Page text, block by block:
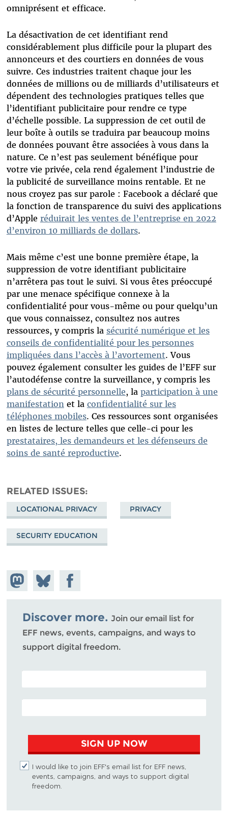
omniprésent et efficace.
La désactivation de cet identifiant rend
considérablement plus difficile pour la plupart des
annonceurs et des courtiers en données de vous
suivre. Ces industries traitent chaque jour les
données de millions ou de milliards d’utilisateurs et
dépendent des technologies pratiques telles que
l’identifiant publicitaire pour rendre ce type
d’échelle possible. La suppression de cet outil de
leur boîte à outils se traduira par beaucoup moins
de données pouvant être associées à vous dans la
nature. Ce n’est pas seulement bénéfique pour
votre vie privée, cela rend également l’industrie de
la publicité de surveillance moins rentable. Et ne
nous croyez pas sur parole : Facebook a déclaré que
la fonction de transparence du suivi des applications
d’Apple réduirait les ventes de l’entreprise en 2022
d’environ 10 milliards de dollars.
Mais même c’est une bonne première étape, la
suppression de votre identifiant publicitaire
n’arrêtera pas tout le suivi. Si vous êtes préoccupé
par une menace spécifique connexe à la
confidentialité pour vous-même ou pour quelqu’un
que vous connaissez, consultez nos autres
ressources, y compris la sécurité numérique et les
conseils de confidentialité pour les personnes
impliquées dans l’accès à l’avortement. Vous
pouvez également consulter les guides de l’EFF sur
l’autodéfense contre la surveillance, y compris les
plans de sécurité personnelle, la participation à une
manifestationet la confidentialité sur les
téléphones mobiles. Ces ressources sont organisées
en listes de lecture telles que celle-ci pour les
prestataires, les demandeurs et les défenseurs de
soins de santé reproductive.
RELATED ISSUES
LOCATIONAL PRIVACY PRIVACY
SECURITY EDUCATION
Share on
Mastodon
Share
on
Bluesky
Share on
Facebook
Discover more. Join our email list for
EFF news, events, campaigns, and ways to
support digital freedom.
POSTAL CODE (OPTIONAL)
EMAIL ADDRESS
SIGN UP NOW
I would like to join EFF's email list for EFF news,
events, campaigns, and ways to support digital
freedom.